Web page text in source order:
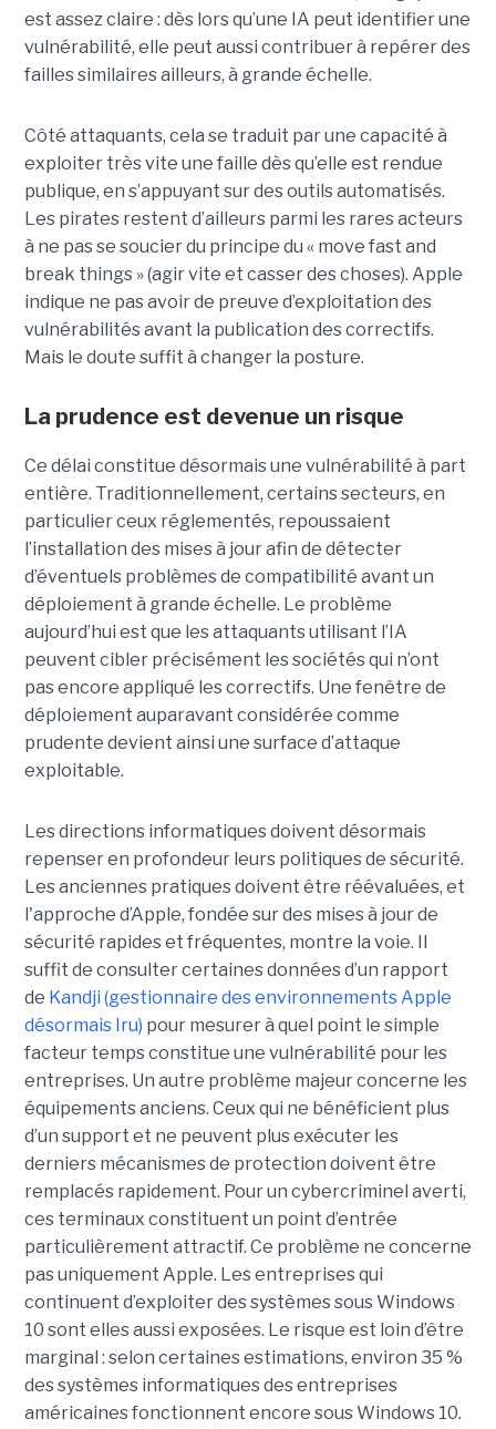
est assez claire : dès lors qu’une IA peut identifier une
vulnérabilité, elle peut aussi contribuer à repérer des
failles similaires ailleurs, à grande échelle.
Côté attaquants, cela se traduit par une capacité à
exploiter très vite une faille dès qu’elle est rendue
publique, en s’appuyant sur des outils automatisés.
Les pirates restent d’ailleurs parmi les rares acteurs
à ne pas se soucier du principe du « move fast and
break things » (agir vite et casser des choses). Apple
indique ne pas avoir de preuve d’exploitation des
vulnérabilités avant la publication des correctifs.
Mais le doute suffit à changer la posture.
La prudence est devenue un risque
Ce délai constitue désormais une vulnérabilité à part
entière. Traditionnellement, certains secteurs, en
particulier ceux réglementés, repoussaient
l’installation des mises à jour afin de détecter
d’éventuels problèmes de compatibilité avant un
déploiement à grande échelle. Le problème
aujourd’hui est que les attaquants utilisant l’IA
peuvent cibler précisément les sociétés qui n’ont
pas encore appliqué les correctifs. Une fenêtre de
déploiement auparavant considérée comme
prudente devient ainsi une surface d’attaque
exploitable.
Les directions informatiques doivent désormais
repenser en profondeur leurs politiques de sécurité.
Les anciennes pratiques doivent être réévaluées, et
l'approche d’Apple, fondée sur des mises à jour de
sécurité rapides et fréquentes, montre la voie. Il
suffit de consulter certaines données d’un rapport
de Kandji (gestionnaire des environnements Apple
désormais Iru) pour mesurer à quel point le simple
facteur temps constitue une vulnérabilité pour les
entreprises. Un autre problème majeur concerne les
équipements anciens. Ceux qui ne bénéficient plus
d’un support et ne peuvent plus exécuter les
derniers mécanismes de protection doivent être
remplacés rapidement. Pour un cybercriminel averti,
ces terminaux constituent un point d’entrée
particulièrement attractif. Ce problème ne concerne
pas uniquement Apple. Les entreprises qui
continuent d’exploiter des systèmes sous Windows
10 sont elles aussi exposées. Le risque est loin d’être
marginal : selon certaines estimations, environ 35 %
des systèmes informatiques des entreprises
américaines fonctionnent encore sous Windows 10.